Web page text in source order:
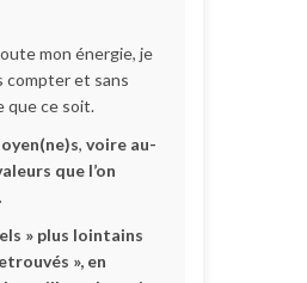
mon énergie, je
compter et sans
que ce soit.
, voire au-
que l’on
» plus lointains
», en